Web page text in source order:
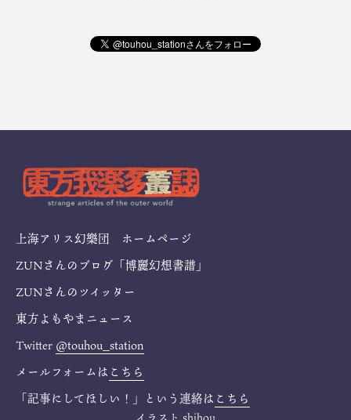
上海アリス幻樂団 ホームページ
ZUNさんのブログ「博麗幻想書譜」
ZUNさんのツイッター
東方よもやまニュース
Twitter @touhou_station
メールフォームは こちら
「記事にしてほしい！」という連絡は こちら